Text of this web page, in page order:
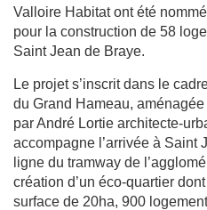
Valloire Habitat ont été
pour la construction de 58
Saint Jean de Braye.
Le projet s’inscrit dans le
du Grand Hameau,
par André Lortie architecte-
accompagne l’arrivée à Saint
ligne du tramway de
création d’un éco-quartier
surface de 20ha, 900